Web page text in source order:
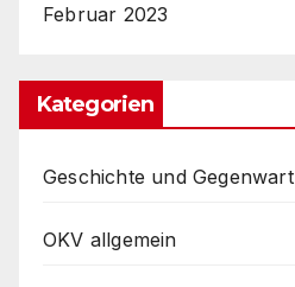
Februar 2023
Kategorien
Geschichte und Gegenwart
OKV allgemein